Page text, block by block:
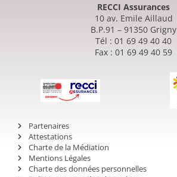
RECCI Assurances
10 av. Emile Aillaud
B.P.91 – 91350 Grigny
Tél : 01 69 49 40 40
Fax : 01 69 49 40 59
Partenaires
Attestations
Charte de la Médiation
Mentions Légales
Charte des données personnelles